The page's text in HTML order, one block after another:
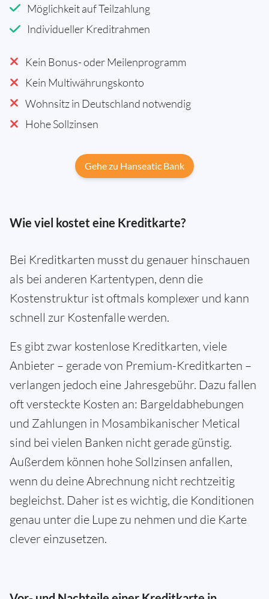
Möglichkeit auf Teilzahlung
Individueller Kreditrahmen
Kein Bonus- oder Meilenprogramm
Kein Multiwährungskonto
Wohnsitz in Deutschland notwendig
Hohe Sollzinsen
Gehe zu Hanseatic Bank
Wie viel kostet eine Kreditkarte?
Bei Kreditkarten musst du genauer hinschauen
als bei anderen Kartentypen, denn die
Kostenstruktur ist oftmals komplexer und kann
schnell zur Kostenfalle werden.
Es gibt zwar kostenlose Kreditkarten, viele
Anbieter – gerade von Premium-Kreditkarten –
verlangen jedoch eine Jahresgebühr. Dazu fallen
oft versteckte Kosten an: Bargeldabhebungen
und Zahlungen in Mosambikanischer Metical
sind bei vielen Banken nicht gerade günstig.
Außerdem können hohe Sollzinsen anfallen,
wenn du deine Abrechnung nicht rechtzeitig
begleichst. Daher ist es wichtig, die Konditionen
genau unter die Lupe zu nehmen und die Karte
clever einzusetzen.